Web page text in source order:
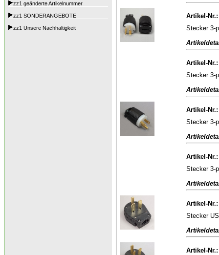
zz1 geänderte Artikelnummer
zz1 SONDERANGEBOTE
zz1 Unsere Nachhaltigkeit
Artikel-Nr.:
Stecker 3-
Artikel-Nr.:
Stecker 3-
Artikel-Nr.:
Stecker 3-
Artikel-Nr.:
Stecker 3-
Artikel-Nr.:
Stecker
Artikel-Nr.: